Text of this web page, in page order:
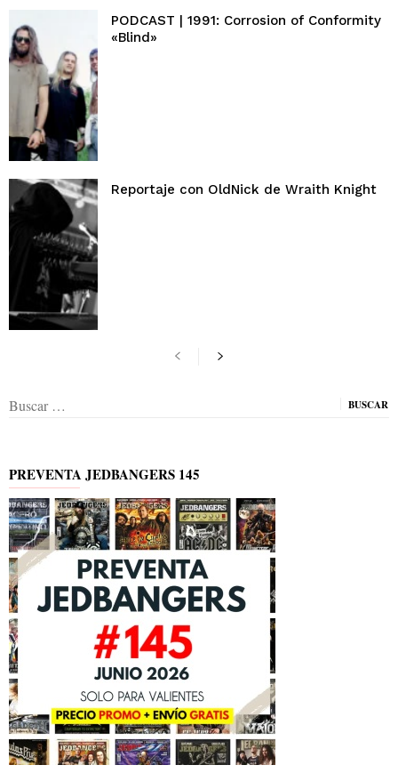
PODCAST | 1991: Corrosion of Conformity
«Blind»
Reportaje con OldNick de Wraith Knight
Buscar:
PREVENTA JEDBANGERS 145